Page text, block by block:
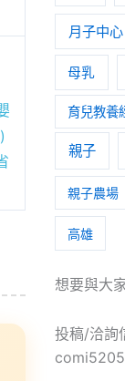
月子中心
母乳
育兒教養
親子
親子農場
高雄
想要與大
投稿/洽詢